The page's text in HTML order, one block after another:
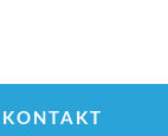
KONTAKT